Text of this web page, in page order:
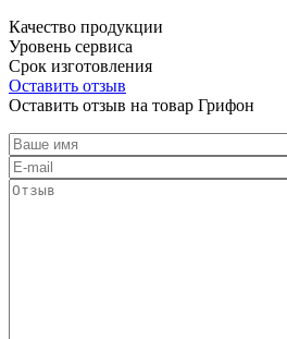
Качество продукции
Уровень сервиса
Срок изготовления
Оставить отзыв
Оставить отзыв на товар Грифон